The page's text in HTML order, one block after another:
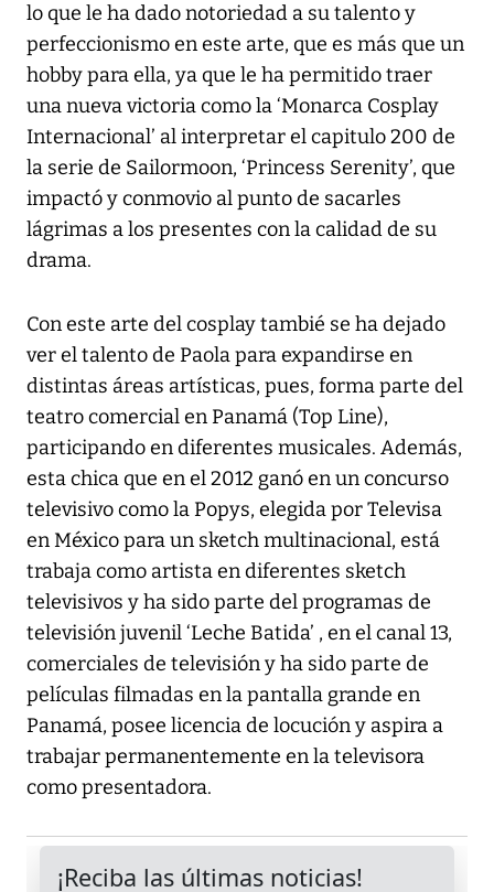
lo que le ha dado notoriedad a su talento y
perfeccionismo en este arte, que es más que un
hobby para ella, ya que le ha permitido traer
una nueva victoria como la ‘Monarca Cosplay
Internacional’ al interpretar el capitulo 200 de
la serie de Sailormoon, ‘Princess Serenity’, que
impactó y conmovio al punto de sacarles
lágrimas a los presentes con la calidad de su
drama.
Con este arte del cosplay tambié se ha dejado
ver el talento de Paola para expandirse en
distintas áreas artísticas, pues, forma parte del
teatro comercial en Panamá (Top Line),
participando en diferentes musicales. Además,
esta chica que en el 2012 ganó en un concurso
televisivo como la Popys, elegida por Televisa
en México para un sketch multinacional, está
trabaja como artista en diferentes sketch
televisivos y ha sido parte del programas de
televisión juvenil ‘Leche Batida’ , en el canal 13,
comerciales de televisión y ha sido parte de
películas filmadas en la pantalla grande en
Panamá, posee licencia de locución y aspira a
trabajar permanentemente en la televisora
como presentadora.